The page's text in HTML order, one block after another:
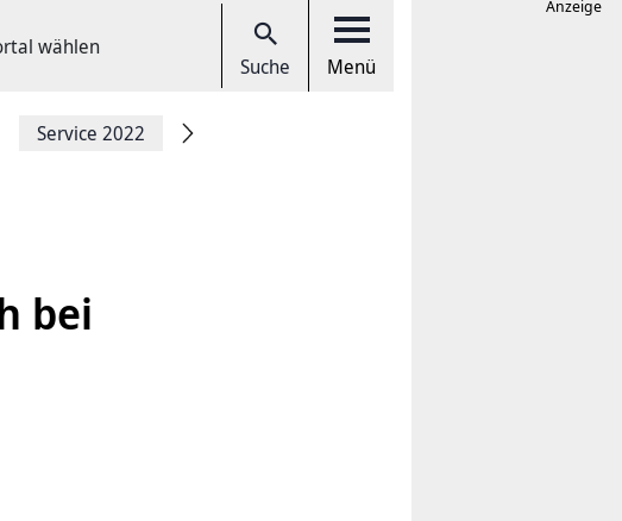
wählen
Suche Menü
Service 2022
bei
Anzeige